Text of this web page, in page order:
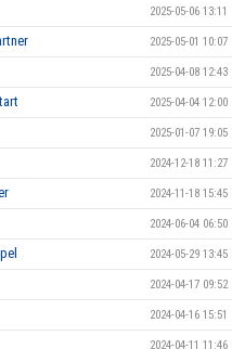
2025-05-06 13:11
2025-05-01 10:07
2025-04-08 12:43
2025-04-04 12:00
2025-01-07 19:05
2024-12-18 11:27
2024-11-18 15:45
2024-06-04 06:50
2024-05-29 13:45
2024-04-17 09:52
2024-04-16 15:51
2024-04-11 11:46